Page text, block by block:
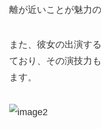
離が近いことが魅力の
また、彼女の出演す
ており、その演技力
ます。